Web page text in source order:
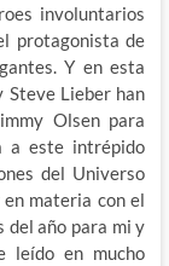
involuntarios
protagonista de
Y en esta
Steve Lieber han
Olsen para
a este intrépido
del Universo
materia con el
del año para mi y
leído en mucho